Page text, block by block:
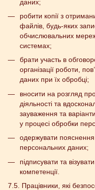
даних;
робити копії з
файлів, будь-яких
обчислювальних
системах;
брати участь в
організації роботи,
даних при їх обробці;
вносити на розгляд
діяльності та
зауваження та
у процесі обробки
одержувати
персональних даних;
підписувати та
компетенції.
7.5. Працівники, які